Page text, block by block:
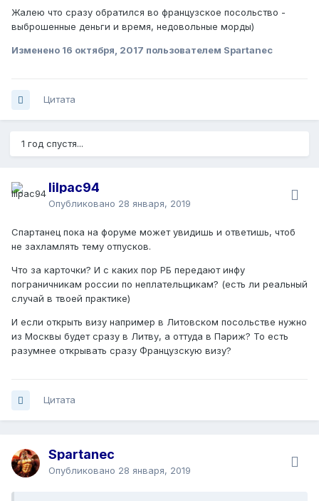
Жалею что сразу обратился во французское посольство -
выброшенные деньги и время, недовольные морды)
Изменено 16 октября, 2017 пользователем Spartanec
Цитата
1 год спустя...
lilpac94
Опубликовано 28 января, 2019
Спартанец пока на форуме может увидишь и ответишь, чтоб
не захламлять тему отпусков.
Что за карточки? И с каких пор РБ передают инфу
пограничникам россии по неплательщикам? (есть ли реальный
случай в твоей практике)
И если открыть визу например в Литовском посольстве нужно
из Москвы будет сразу в Литву, а оттуда в Париж? То есть
разумнее открывать сразу Французскую визу?
Цитата
Spartanec
Опубликовано 28 января, 2019